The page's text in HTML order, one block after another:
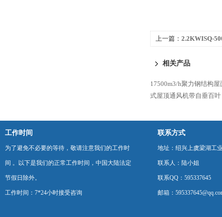
上一篇： 2.2KWISQ-
相关产品
17500m3/h聚力钢结构
式屋顶通风机带自垂百叶
工作时间
为了避免不必要的等待，敬请注意我们的工作时
间 。以下是我们的正常工作时间，中国大陆法定
节假日除外。
工作时间：7*24小时接受咨询
联系方式
地址：绍兴上虞梁湖工
联系人：陆小姐
联系QQ：595337645
邮箱：